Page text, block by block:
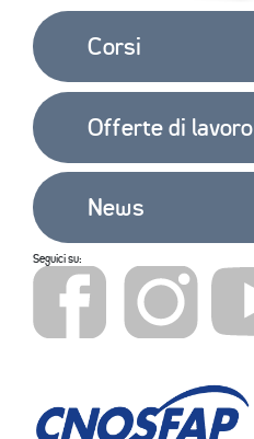
Corsi
Offerte di lavoro
News
Seguici su: